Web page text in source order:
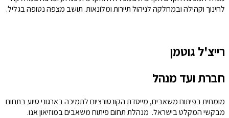
לחינוך וקהילה ובמחלקה לניהול תיירות ומלונאות. תושב מצפה נטופה בגליל.
רייצ'ל גוטמן
חברת ועד מנהל
מומחית בפיתוח משאבים, מייסדת הקונסורציום לתמיכה בארגוני סיוע בתחום
מבקשי המקלט בישראל. מנהלת תחום פיתוח משאבים במוזיאון אנו.